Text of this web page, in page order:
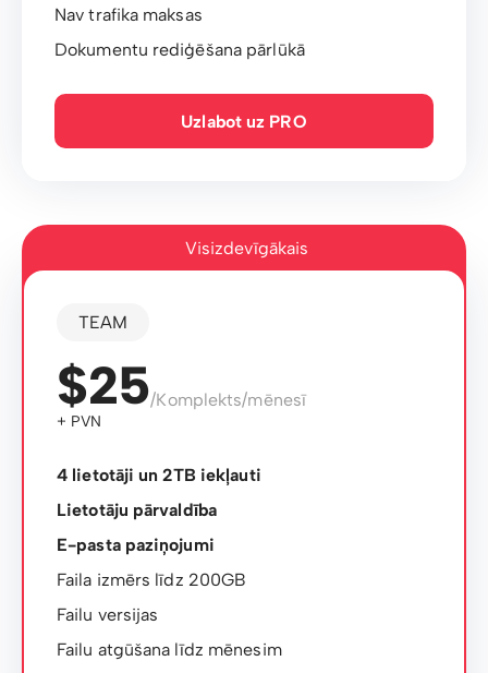
Nav trafika maksas
Dokumentu rediģēšana pārlūkā
Uzlabot uz PRO
Visizdevīgākais
TEAM
$25/Komplekts/mēnesī
+ PVN
4 lietotāji un 2TB iekļauti
Lietotāju pārvaldība
E-pasta paziņojumi
Faila izmērs līdz 200GB
Failu versijas
Failu atgūšana līdz mēnesim